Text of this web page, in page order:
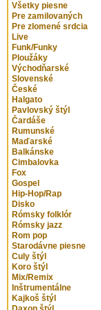
Všetky piesne
Pre zamilovaných
Pre zlomené srdcia
Live
Funk/Funky
Ploužáky
Východňarské
Slovenské
České
Halgato
Pavlovský štýl
Čardáše
Rumunské
Maďarské
Balkánske
Cimbalovka
Fox
Gospel
Hip-Hop/Rap
Disko
Rómsky folklór
Rómsky jazz
Rom pop
Starodávne piesne
Culy štýl
Koro štýl
Mix/Remix
Inštrumentálne
Kajkoš štýl